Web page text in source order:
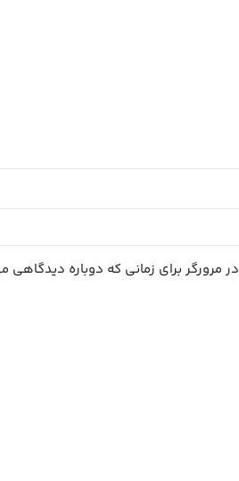
مرورگر برای زمانی که دوباره